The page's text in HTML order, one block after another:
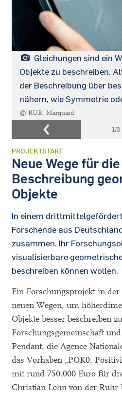
Gleichungen sind ein
Objekte zu beschreiben.
der Beschreibung über
nähern, wie Symmetrie
© RUB, Marquard
1/3
PROJEKTSTART
Neue Wege für
Beschreibung
Objekte
In einem
Forschende aus
zusammen. Ihr
visualisierbare
beschreiben können wollen.
Ein Forschungsprojekt in
neuen Wegen, um
Objekte besser beschreiben
Forschungsgemeinschaft
Pendant, die Agence
das Vorhaben „POK0:
mit rund 750.000 Euro für
Christian Lehn von der